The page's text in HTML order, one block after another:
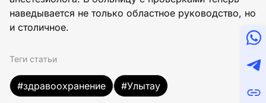
наведывается не только областное руководство, но
и столичное.
Теги статьи
#здравоохранение #Улытау